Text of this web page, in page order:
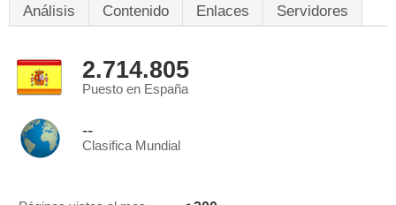
Análisis Contenido Enlaces Servidores
2.714.805
Puesto en España
--
Clasifica Mundial